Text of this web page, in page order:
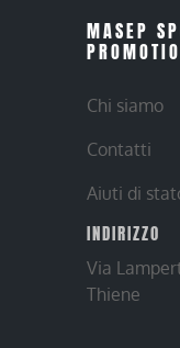
MASEP
Chi siamo
Contatti
Aiuti di
INDIRIZZO
Via
Thiene